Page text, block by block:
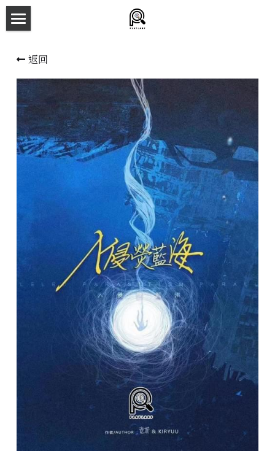
新本預告
主持人檔案
劇本相冊
預約方法
返回
商品分類
所有商品分類